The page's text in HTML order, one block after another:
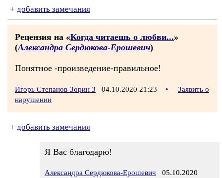
+ добавить замечания
Рецензия на «Когда читаешь о любви...»
(Александра Сердюкова-Ерошевич)
Понятное -произведение-правильное!
Игорь Степанов-Зорин 3 04.10.2020 21:23 •
Заявить о
нарушении
+ добавить замечания
Я Вас благодарю!
Александра Сердюкова-Ерошевич 05.10.2020